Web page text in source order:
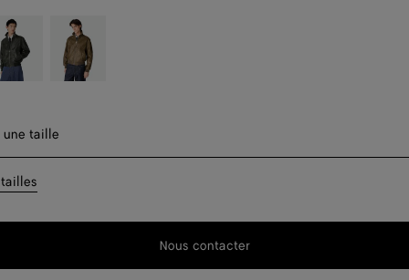
Liana
une taille
une taille
Nous contacter